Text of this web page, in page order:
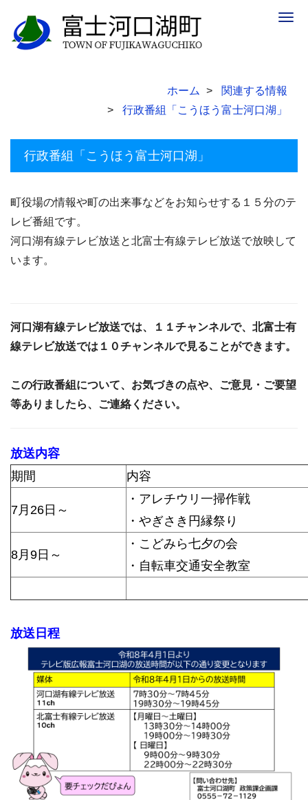
ホーム
関連する情報
行政番組「こうほう富士河口湖」
行政番組「こうほう富士河口湖」
町役場の情報や町の出来事などをお知らせする１５分のテ
レビ番組です。
河口湖有線テレビ放送と北富士有線テレビ放送で放映して
います。
河口湖有線テレビ放送では、１１チャンネルで、北富士有
線テレビ放送では１０チャンネルで見ることができます。
この行政番組について、お気づきの点や、ご意見・ご要望
等ありましたら、ご連絡ください。
放送内容
期間
内容
7月26日～
・アレチウリ一掃作戦
・やぎさき円縁祭り
8月9日～
・こどみら七夕の会
・自転車交通安全教室
放送日程